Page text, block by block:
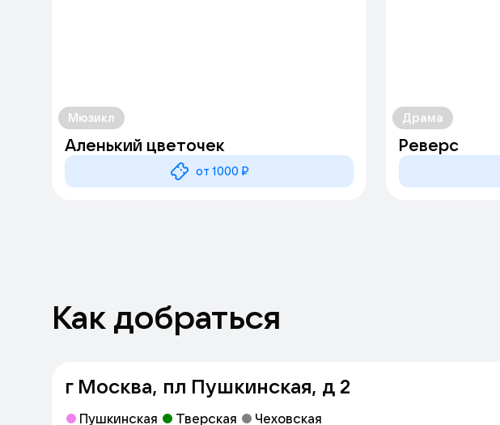
Мюзикл
Аленький цветочек
от 1000 ₽
Драма
Реверс
Как добраться
г Москва, пл Пушкинская, д 2
Пушкинская Тверская Чеховская